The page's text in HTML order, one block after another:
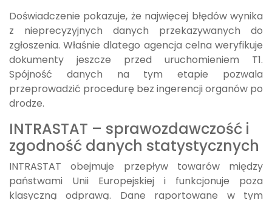
Doświadczenie pokazuje, że najwięcej błędów wynika
z nieprecyzyjnych danych przekazywanych do
zgłoszenia. Właśnie dlatego agencja celna weryfikuje
dokumenty jeszcze przed uruchomieniem T1.
Spójność danych na tym etapie pozwala
przeprowadzić procedurę bez ingerencji organów po
drodze.
INTRASTAT – sprawozdawczość i
zgodność danych statystycznych
INTRASTAT obejmuje przepływ towarów między
państwami Unii Europejskiej i funkcjonuje poza
klasyczną odprawą. Dane raportowane w tym